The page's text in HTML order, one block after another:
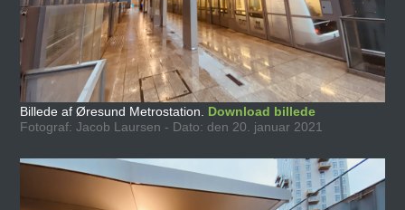
Billede af Øresund Metrostation. Download billede
Fotograf: Jacob Laursen - Dato: den 20. januar 2021